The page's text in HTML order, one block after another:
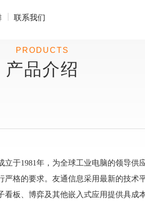
联系我们
PRODUCTS
产品介绍
立于1981年，为全球工业电脑的领导
格的要求。友通信息采用最新的技术
板、博弈及其他嵌入式应用提供具成